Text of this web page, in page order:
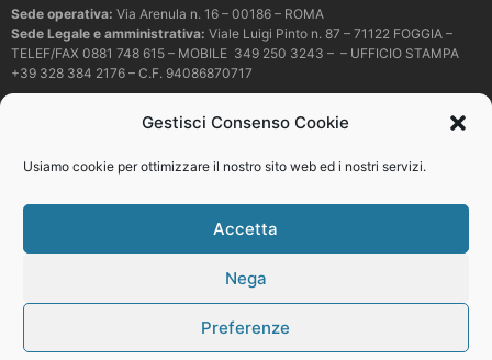
Gestisci Consenso Cookie
Usiamo cookie per ottimizzare il nostro sito web ed i nostri servizi.
Accetta
Nega
Preferenze
Sede operativa: Via Arenula n. 16 – 00186 – ROMA
Sede Legale e amministrativa: Viale Luigi Pinto n. 87 – 71122 FOGGIA –
TELEF/FAX 0881 748 615 – MOBILE 349 250 3243 – – UFFICIO STAMPA
+39 328 384 2176 – C.F. 94086870717
dirigentiscuola@pec.it
copiare o riprodurre in alcun modo i contenuti presenti in questo sito se non
Top